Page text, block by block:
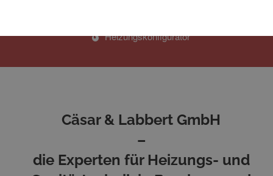
Heizungskonfigurator
Cäsar & Labbert GmbH
–
die Experten für Heizungs- und